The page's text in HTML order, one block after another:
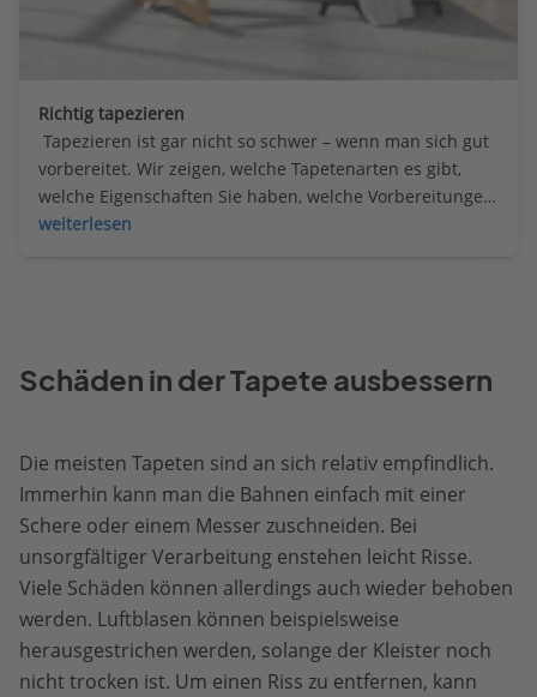
Richtig tapezieren
Tapezieren ist gar nicht so schwer – wenn man sich gut
vorbereitet. Wir zeigen, welche Tapetenarten es gibt,
welche Eigenschaften Sie haben, welche Vorbereitungen
getroffen werden müssen und wie die Tapete sauber
weiterlesen
Schäden in der Tapete ausbessern
Die meisten Tapeten sind an sich relativ empfindlich.
Immerhin kann man die Bahnen einfach mit einer
Schere oder einem Messer zuschneiden. Bei
unsorgfältiger Verarbeitung enstehen leicht Risse.
Viele Schäden können allerdings auch wieder behoben
werden. Luftblasen können beispielsweise
herausgestrichen werden, solange der Kleister noch
nicht trocken ist. Um einen Riss zu entfernen, kann